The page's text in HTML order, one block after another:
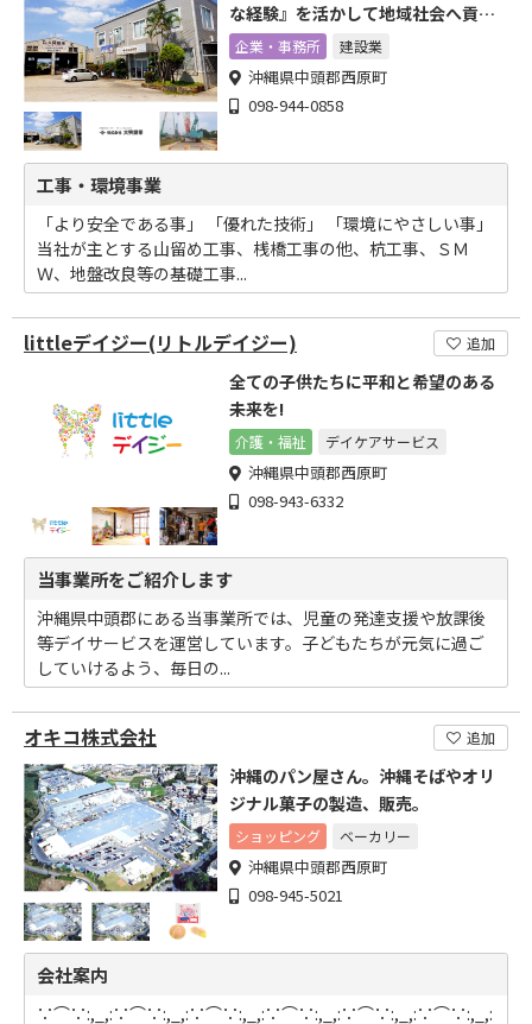
な経験』を活かして地域社会へ貢献
します
企業・事務所 建設業
沖縄県中頭郡西原町
098-944-0858
工事・環境事業
「より安全である事」 「優れた技術」 「環境にやさしい事」
当社が主とする山留め工事、桟橋工事の他、杭工事、ＳＭ
Ｗ、地盤改良等の基礎工事...
littleデイジー(リトルデイジー) 追加
全ての子供たちに平和と希望のある
未来を!
介護・福祉 デイケアサービス
沖縄県中頭郡西原町
098-943-6332
当事業所をご紹介します
沖縄県中頭郡にある当事業所では、児童の発達支援や放課後
等デイサービスを運営しています。子どもたちが元気に過ご
していけるよう、毎日の...
オキコ株式会社 追加
沖縄のパン屋さん。沖縄そばやオリ
ジナル菓子の製造、販売。
ショッピング ベーカリー
沖縄県中頭郡西原町
098-945-5021
会社案内
∵⌒∵:,_,:∵⌒∵:,_,:∵⌒∵:,_,:∵⌒∵:,_,:∵⌒∵:,_,:∵⌒∵:,_,: